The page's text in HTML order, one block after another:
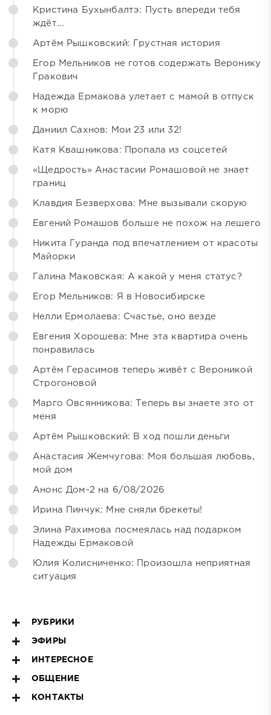
Кристина Бухынбалтэ: Пусть впереди тебя
ждёт...
Артём Рышковский: Грустная история
Егор Мельников не готов содержать Веронику
Гракович
Надежда Ермакова улетает с мамой в отпуск
к морю
Даниил Сахнов: Мои 23 или 32!
Катя Квашникова: Пропала из соцсетей
«Щедрость» Анастасии Ромашовой не знает
границ
Клавдия Безверхова: Мне вызывали скорую
Евгений Ромашов больше не похож на лешего
Никита Гуранда под впечатлением от красоты
Майорки
Галина Маковская: А какой у меня статус?
Егор Мельников: Я в Новосибирске
Нелли Ермолаева: Счастье, оно везде
Евгения Хорошева: Мне эта квартира очень
понравилась
Артём Герасимов теперь живёт с Вероникой
Строгоновой
Марго Овсянникова: Теперь вы знаете это от
меня
Артём Рышковский: В ход пошли деньги
Анастасия Жемчугова: Моя большая любовь,
мой дом
Анонс Дом-2 на 6/08/2026
Ирина Пинчук: Мне сняли брекеты!
Элина Рахимова посмеялась над подарком
Надежды Ермаковой
Юлия Колисниченко: Произошла неприятная
ситуация
РУБРИКИ
ЭФИРЫ
ИНТЕРЕСНОЕ
ОБЩЕНИЕ
КОНТАКТЫ